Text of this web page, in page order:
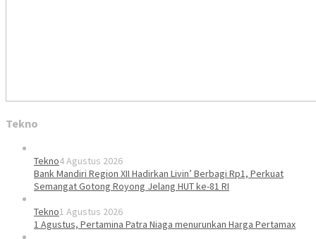
Tekno
Tekno4 Agustus 2026
Bank Mandiri Region XII Hadirkan Livin’ Berbagi Rp1, Perkuat
Semangat Gotong Royong Jelang HUT ke-81 RI
Tekno1 Agustus 2026
1 Agustus, Pertamina Patra Niaga menurunkan Harga Pertamax